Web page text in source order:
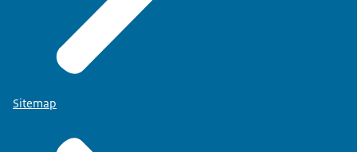
Sitemap